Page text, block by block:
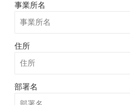
事業所名
住所
部署名